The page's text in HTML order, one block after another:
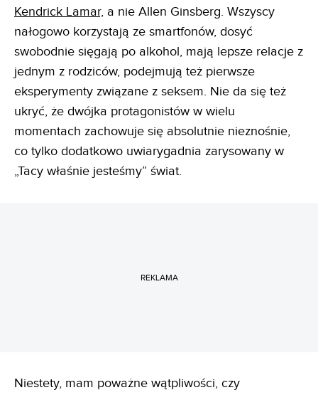
Kendrick Lamar, a nie Allen Ginsberg. Wszyscy
nałogowo korzystają ze smartfonów, dosyć
swobodnie sięgają po alkohol, mają lepsze relacje z
jednym z rodziców, podejmują też pierwsze
eksperymenty związane z seksem. Nie da się też
ukryć, że dwójka protagonistów w wielu
momentach zachowuje się absolutnie nieznośnie,
co tylko dodatkowo uwiarygadnia zarysowany w
„Tacy właśnie jesteśmy” świat.
REKLAMA
Niestety, mam poważne wątpliwości, czy